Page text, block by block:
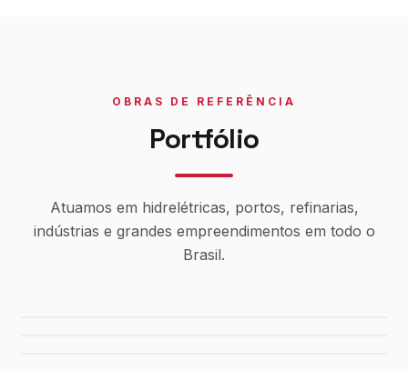
OBRAS DE REFERÊNCIA
Portfólio
Atuamos em hidrelétricas, portos, refinarias,
indústrias e grandes empreendimentos em todo o
Brasil.